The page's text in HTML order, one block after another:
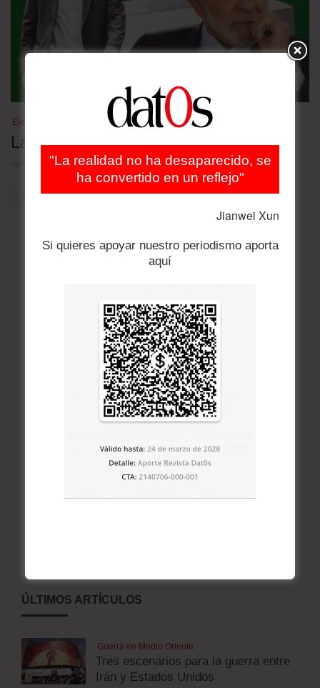
Elecciones Brasil 2026
Las nuevas encuestas
agosto 4, 2026
SIG
ÚLTIMOS ARTÍCULOS
Guerra en Medio Oriente
Tres escenarios para la guerra entre
Irán y Estados Unidos
"La realidad no ha desaparecido, se
ha convertido en un reflejo"
Jianwei Xun
Si quieres apoyar nuestro periodismo aporta
aquí